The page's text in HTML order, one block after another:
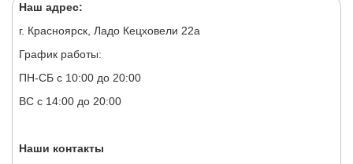
Наш адрес:
г. Красноярск, Ладо Кецховели 22а
График работы:
ПН-СБ с 10:00 до 20:00
ВС с 14:00 до 20:00
Наши контакты